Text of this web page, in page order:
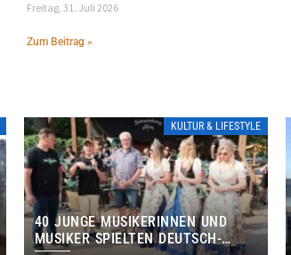
Freitag, 31. Juli 2026
Zum Beitrag »
KULTUR & LIFESTYLE
40 JUNGE MUSIKERINNEN UND
MUSIKER SPIELTEN DEUTSCH-